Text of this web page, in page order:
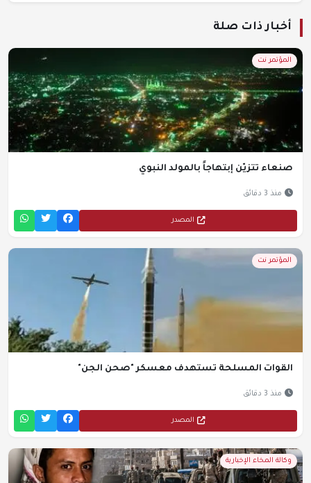
أخبار ذات صلة
المؤتمر نت
صنعاء تتزيّن إبتهاجاً بالمولد النبوي
منذ 3 دقائق
المصدر
المؤتمر نت
القوات المسلحة تستهدف معسكر "صحن الجن"
منذ 3 دقائق
المصدر
وكالة المخاء الإخبارية